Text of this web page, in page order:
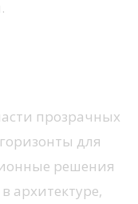
прозрачных
для
решения
архитектуре,